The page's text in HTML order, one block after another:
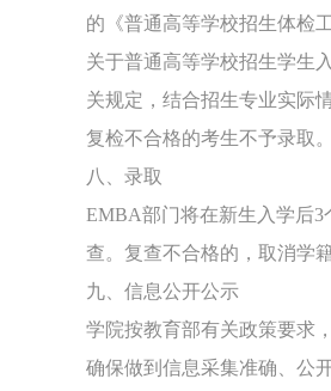
的《普通高等学校招生体检
关于普通高等学校招生学生
关规定，结合招生专业实际
复检不合格的考生不予录取。
八、录取
EMBA部门将在新生入学后
查。复查不合格的，取消学
九、信息公开公示
学院按教育部有关政策要求
确保做到信息采集准确、公